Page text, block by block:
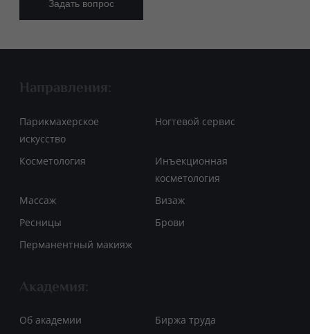
Направления:
Парикмахерское
искусство
Ногтевой сервис
Косметология
Инъекционная
косметология
Массаж
Визаж
Ресницы
Брови
Перманентный макияж
Академия:
Об академии
Биржа труда